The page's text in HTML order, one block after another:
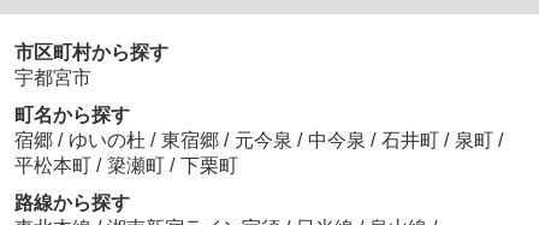
市区町村から探す
宇都宮市
町名から探す
宿郷 / ゆいの杜 / 東宿郷 / 元今泉 / 中今泉 / 石井町 / 泉町 /
平松本町 / 簗瀬町 / 下栗町
路線から探す